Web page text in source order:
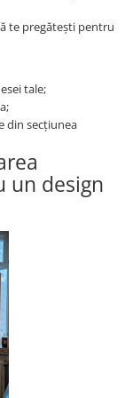
te pregătești pentru
tale;
din secțiunea
un design